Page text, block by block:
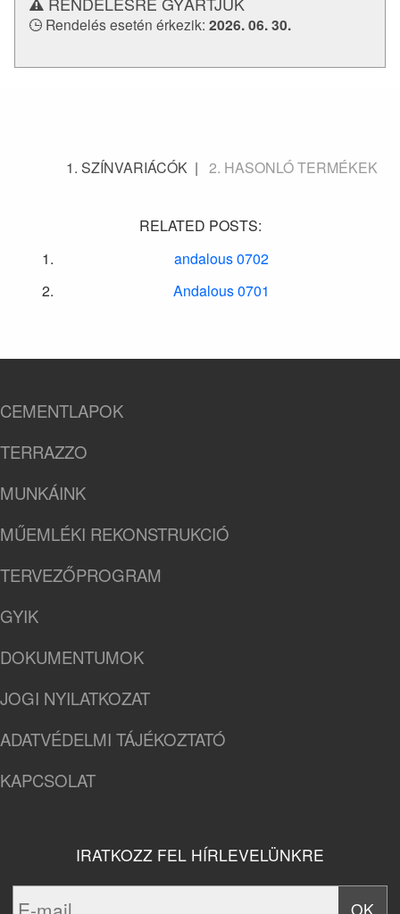
Rendelés esetén érkezik: 2026. 06. 30.
SZÍNVARIÁCÓK HASONLÓ TERMÉKEK
RELATED POSTS:
andalous 0702
Andalous 0701
CEMENTLAPOK
TERRAZZO
MUNKÁINK
MŰEMLÉKI REKONSTRUKCIÓ
TERVEZŐPROGRAM
GYIK
DOKUMENTUMOK
JOGI NYILATKOZAT
ADATVÉDELMI TÁJÉKOZTATÓ
KAPCSOLAT
IRATKOZZ FEL HÍRLEVELÜNKRE